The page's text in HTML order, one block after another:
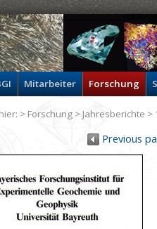
Mitarbeiter Forschung
Previous
> Forschung >Jahresberichte >